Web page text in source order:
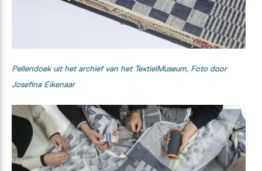
Pellendoek uit het archief van het TextielMuseum, Foto door
Josefina Eikenaar